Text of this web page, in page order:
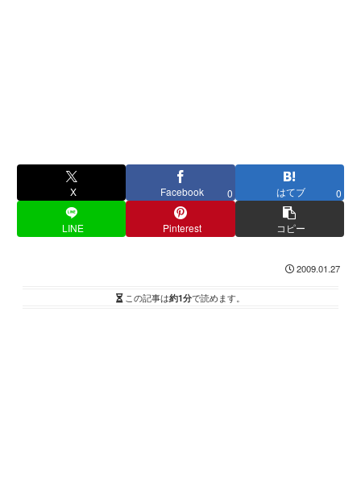
X Facebook 0 はてブ 0
LINE Pinterest コピー
2009.01.27
この記事は約1分で読めます。